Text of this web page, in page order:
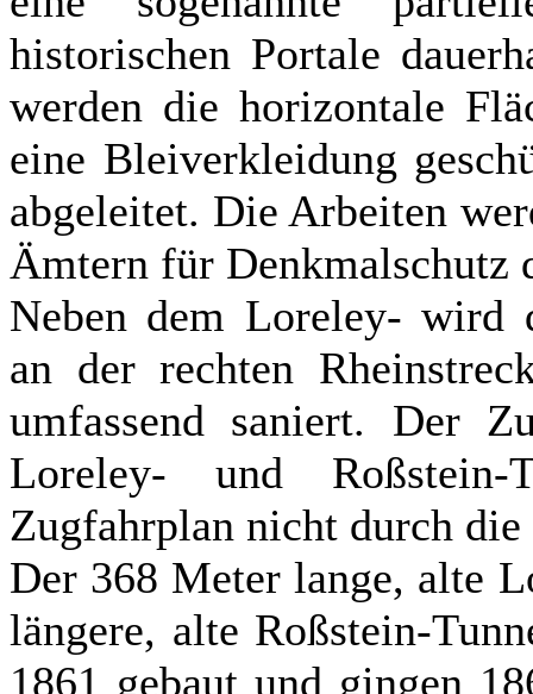
historischen Portale
werden die horizontale
eine Bleiverkleidung
abgeleitet. Die Arbeiten
Ämtern für Denkmalschutz
Neben dem Loreley- wird
an der rechten
umfassend saniert. Der
Loreley- und
Zugfahrplan nicht durch
Der 368 Meter lange, alte
längere, alte Roßstein-
1861 gebaut und gingen